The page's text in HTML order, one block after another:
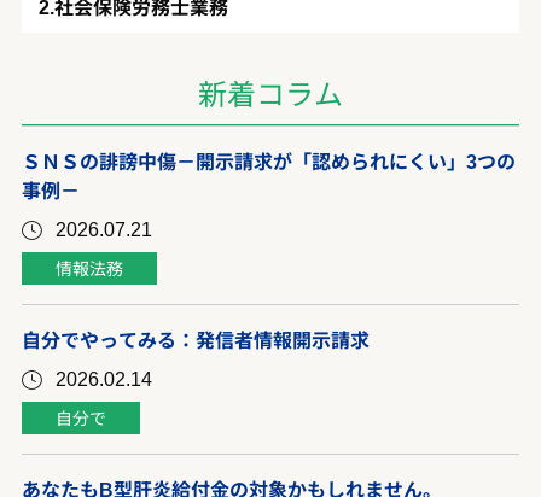
社会保険労務士業務
新着コラム
ＳＮＳの誹謗中傷－開示請求が「認められにくい」3つの
事例－
2026.07.21
情報法務
自分でやってみる：発信者情報開示請求
2026.02.14
自分で
あなたもB型肝炎給付金の対象かもしれません。